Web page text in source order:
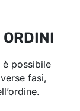
è possibile
fasi,